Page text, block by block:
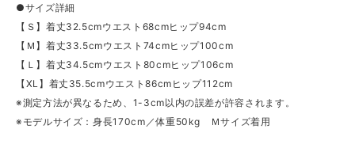
●サイズ詳細
【Ｓ】着丈32.5cmウエスト68cmヒップ94cm
【Ｍ】着丈33.5cmウエスト74cmヒップ100cm
【Ｌ】着丈34.5cmウエスト80cmヒップ106cm
【XL】着丈35.5cmウエスト86cmヒップ112cm
※測定方法が異なるため、1-3cm以内の誤差が許容されます。
※モデルサイズ：身長170cm／体重50kg Ｍサイズ着用